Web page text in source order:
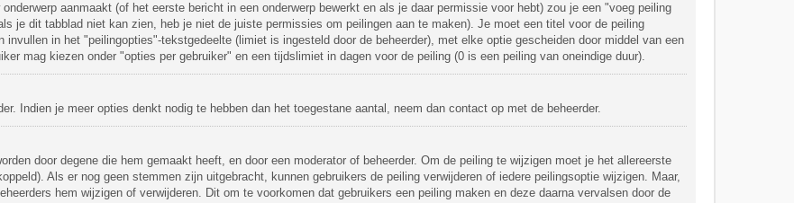
aanmaakt (of het eerste bericht in een onderwerp bewerkt en als je daar permissie voor hebt) zou je een "voeg peiling
je dit tabblad niet kan zien, heb je niet de juiste permissies om peilingen aan te maken). Je moet een titel voor de peiling
in het "peilingopties"-tekstgedeelte (limiet is ingesteld door de beheerder), met elke optie gescheiden door middel van een
mag kiezen onder "opties per gebruiker" en een tijdslimiet in dagen voor de peiling (0 is een peiling van oneindige duur).
Indien je meer opties denkt nodig te hebben dan het toegestane aantal, neem dan contact op met de beheerder.
door degene die hem gemaakt heeft, en door een moderator of beheerder. Om de peiling te wijzigen moet je het allereerste
Als er nog geen stemmen zijn uitgebracht, kunnen gebruikers de peiling verwijderen of iedere peilingsoptie wijzigen. Maar,
hem wijzigen of verwijderen. Dit om te voorkomen dat gebruikers een peiling maken en deze daarna vervalsen door de